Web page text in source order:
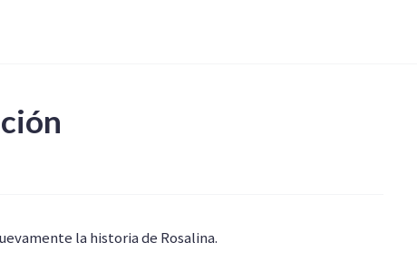
la historia de Rosalina.